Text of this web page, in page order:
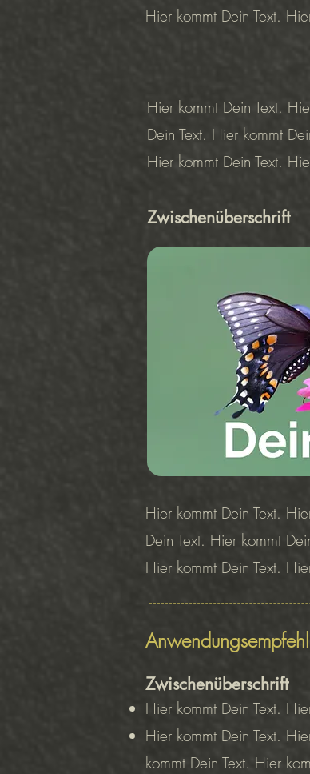
Hier kommt Dein Text.
Hier kommt Dein Text.
Dein Text. Hier kommt
Hier kommt Dein Text.
Zwischenüberschrift
Hier kommt Dein Text.
Dein Text. Hier kommt
Hier kommt Dein Text.
Zwischenüberschrift
Hier kommt Dein Text.
Hier kommt Dein Text.
kommt Dein Text. Hier